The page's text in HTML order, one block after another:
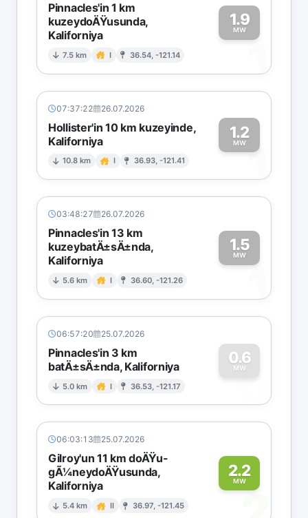
Pinnacles'in 1 km
kuzeydoÄŸusunda,
Kaliforniya
7.5 km I 36.54, -121.14
1.9
MW
1
07:37:22 26.07.2026
Hollister'in 10 km kuzeyinde,
Kaliforniya
10.8 km I 36.93, -121.41
1.2
MW1
03:48:27 26.07.2026
Pinnacles'in 13 km
kuzeybatÄ±sÄ±nda,
Kaliforniya
5.6 km I 36.60, -121.26
1.5
MW
1
06:57:20 25.07.2026
Pinnacles'in 3 km
batÄ±sÄ±nda, Kaliforniya
5.0 km I 36.53, -121.17
0.6
MW
0
06:03:13 25.07.2026
Gilroy'un 11 km doÄŸu-
gÃ¼neydoÄŸusunda,
Kaliforniya
5.4 km II 36.97, -121.45
2.2
MW